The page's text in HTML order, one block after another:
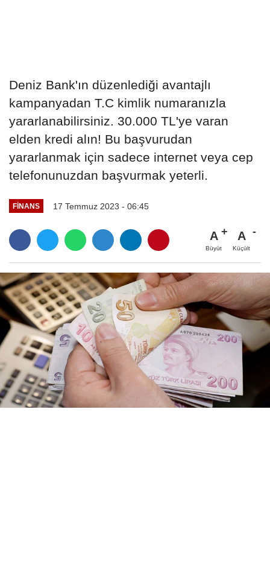
Deniz Bank'ın düzenlediği avantajlı
kampanyadan T.C kimlik numaranızla
yararlanabilirsiniz. 30.000 TL'ye varan
elden kredi alın! Bu başvurudan
yararlanmak için sadece internet veya cep
telefonunuzdan başvurmak yeterli.
FINANS 17 Temmuz 2023 - 06:45
A
Büyüt
A
Küçült